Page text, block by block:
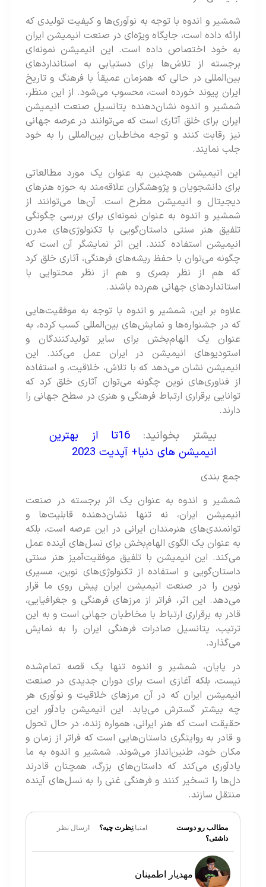
شمشیر و اندوه با توجه به نوآوری‌ها و کیفیت تولیدی که
ارائه‌ داده است، جایگاه ویژه‌ای در صنعت انیمیشن ایران
به خود اختصاص داده است. این انیمیشن نمونه‌ای
برجسته از تلاش‌ها برای دستیابی به استانداردهای
بین‌المللی در حالی که همزمان عمیقاً با فرهنگ و تاریخ
ایران پیوند خورده است، محسوب می‌شود. از این منظر،
شمشیر و اندوه نشان‌دهنده پتانسیل صنعت انیمیشن
ایران برای خلق آثاری است که می‌توانند در عرصه جهانی
نیز رقابت کنند و توجه مخاطبان بین‌المللی را به خود
جلب نمایند.
این انیمیشن همچنین به عنوان یک مورد مطالعاتی
برای دانشجویان و پژوهشگران علاقه‌مند به حوزه هنرهای
دیجیتال و انیمیشن مطرح است. آن‌ها می‌توانند از
شمشیر و اندوه به عنوان نمونه‌ای برای بررسی چگونگی
تلفیق هنر سنتی داستان‌گویی با تکنولوژی‌های مدرن
انیمیشن استفاده کنند. این اثر نمایشگر آن است که
چگونه می‌توان با حفظ ریشه‌های فرهنگی، آثاری خلق کرد
که هم از نظر بصری و هم از نظر محتوایی با
استانداردهای جهانی هم‌رده باشند.
علاوه بر این، شمشیر و اندوه با توجه به موفقیت‌هایی
که در جشنواره‌ها و نمایش‌های بین‌المللی کسب کرده‌، به
عنوان یک الهام‌بخش برای سایر تولیدکنندگان و
استودیوهای انیمیشن در ایران عمل می‌کند. این
انیمیشن نشان می‌دهد که با تلاش، خلاقیت، و استفاده
از فناوری‌های نوین چگونه می‌توان آثاری خلق کرد که
توانایی برقراری ارتباط فرهنگی و هنری در سطح جهانی را
بیشتر بخوانید:
16تا از بهترین
انیمیشن های دنیا+ آپدیت 2023
جمع بندی
شمشیر و اندوه به عنوان یک اثر برجسته در صنعت
انیمیشن ایران، نه تنها نشان‌دهنده قابلیت‌ها و
توانمندی‌های هنرمندان ایرانی در این عرصه است، بلکه
به عنوان یک الگوی الهام‌بخش برای نسل‌های آینده عمل
می‌کند. این انیمیشن با تلفیق موفقیت‌آمیز هنر سنتی
داستان‌گویی و استفاده از تکنولوژی‌های نوین، مسیری
نوین را در صنعت انیمیشن ایران پیش روی ما قرار
می‌دهد. این اثر، فراتر از مرزهای فرهنگی و جغرافیایی،
قادر به برقراری ارتباط با مخاطبان جهانی است و به این
ترتیب، پتانسیل صادرات فرهنگی ایران را به نمایش
می‌گذارد.
در پایان، شمشیر و اندوه تنها یک قصه تمام‌شده‌
نیست، بلکه آغازی است برای دوران جدیدی در صنعت
انیمیشن ایران که در آن مرزهای خلاقیت و نوآوری هر
چه بیشتر گسترش می‌یابد. این انیمیشن یادآور این
حقیقت است که هنر ایرانی، همواره زنده، در حال تحول
و قادر به روایتگری داستان‌هایی است که فراتر از زمان و
مکان خود، طنین‌انداز می‌شوند. شمشیر و اندوه به ما
یادآوری می‌کند که داستان‌های بزرگ، همچنان قادرند
دل‌ها را تسخیر کنند و فرهنگی غنی را به نسل‌های آینده
منتقل سازند.
مطالب رو دوست
نظرت چیه؟ ارسال نظر
مهدیار اطمینان